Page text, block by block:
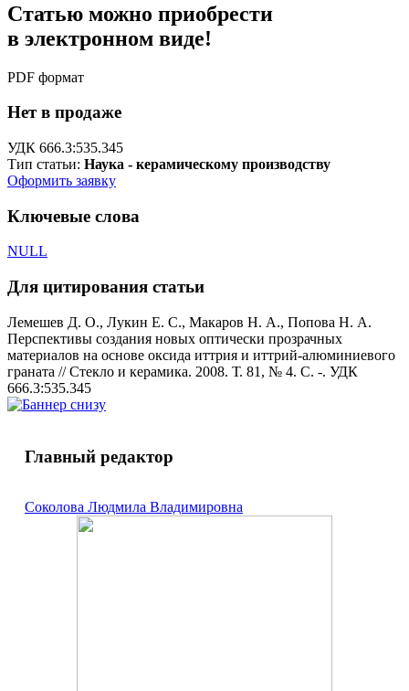
Статью можно приобрести
в электронном виде!
PDF формат
Нет в продаже
УДК 666.3:535.345
Тип статьи: Наука - керамическому производству
Оформить заявку
Ключевые слова
NULL
Для цитирования статьи
Лемешев Д. О., Лукин Е. С., Макаров Н. А., Попова Н. А.
Перспективы создания новых оптически прозрачных
материалов на основе оксида иттрия и иттрий-алюминиевого
граната // Стекло и керамика. 2008. Т. 81, № 4. С. -. УДК
666.3:535.345
Главный редактор
Соколова Людмила Владимировна